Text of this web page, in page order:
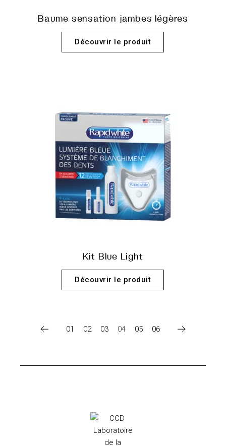
Baume sensation jambes légères
Découvrir le produit
Kit Blue Light
Découvrir le produit
01 02 03 04 05 06